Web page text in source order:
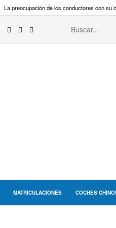
La preocupación de los conductores con su
MATRICULACIONES COCHES